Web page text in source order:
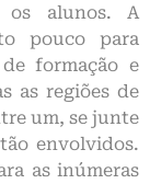
os alunos. A
pouco para
formação e
as regiões de
um, se junte
envolvidos.
as inúmeras